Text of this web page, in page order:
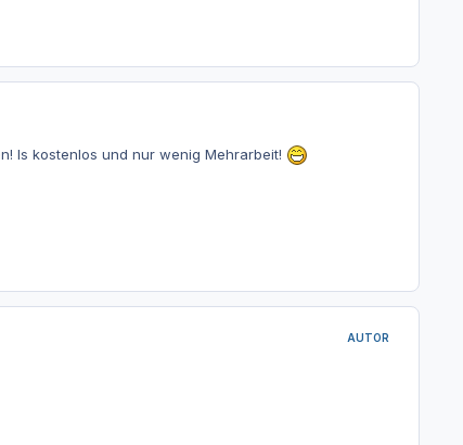
Is kostenlos und nur wenig Mehrarbeit!
AUTOR